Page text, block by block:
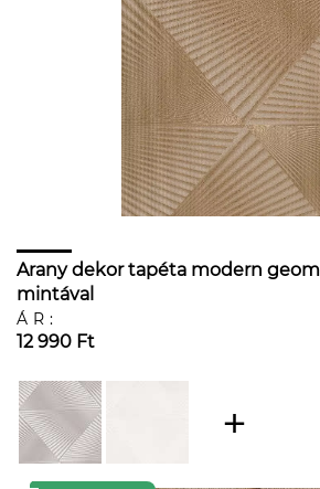
Arany dekor tapéta modern
mintával
ÁR:
12 990 Ft